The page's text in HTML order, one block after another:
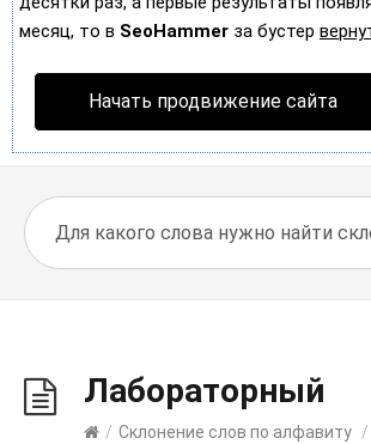
месяц, то в SeoHammer за бустер
Начать продвижение сайта
Лабораторный
/ Склонение слов по алфавиту /